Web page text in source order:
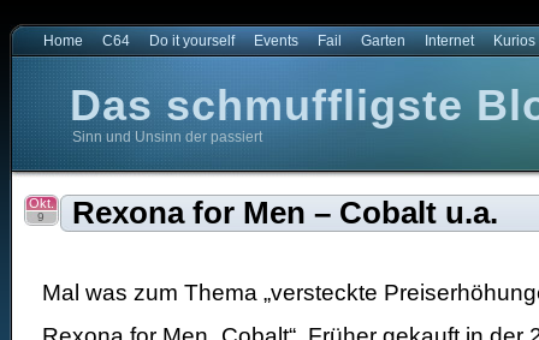
Home C64 Do it yourself Events Fail Garten Internet Kurios
Das schmuffligste
Sinn und Unsinn der passiert
Rexona for Men – Cobalt u.a.
Okt.
9
Mal was zum Thema „versteckte
Blog der Welt